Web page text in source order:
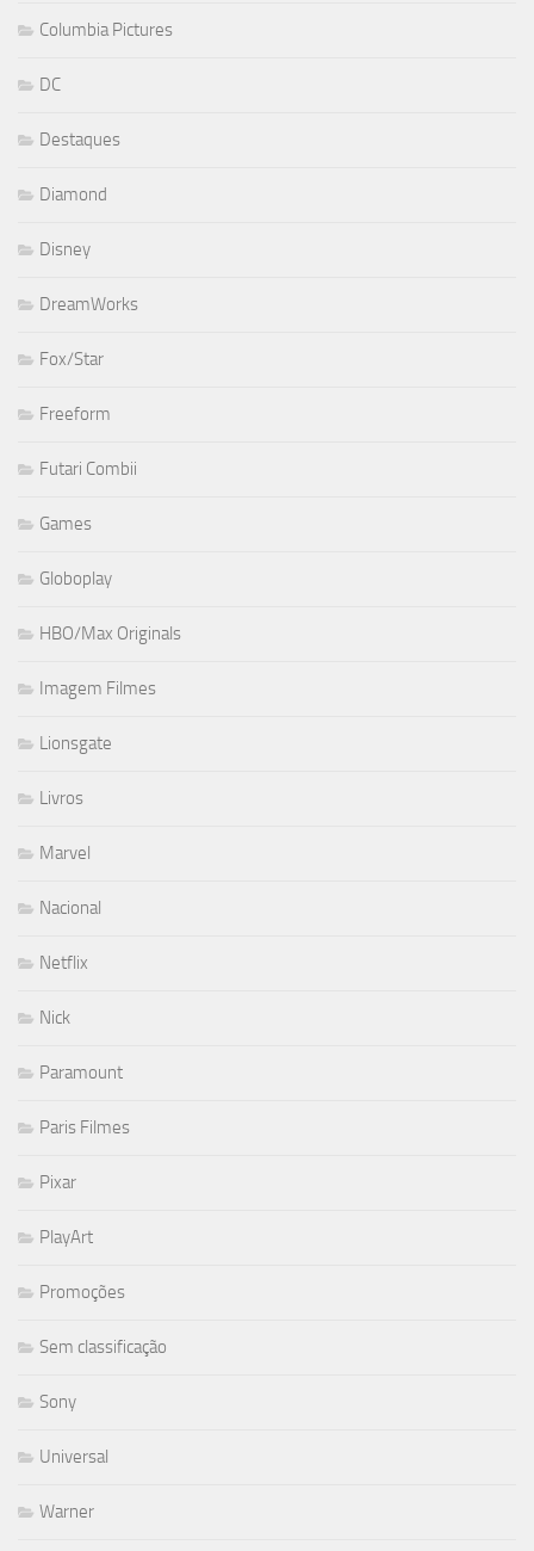
Columbia Pictures
DC
Destaques
Diamond
Disney
DreamWorks
Fox/Star
Freeform
Futari Combii
Games
Globoplay
HBO/Max Originals
Imagem Filmes
Lionsgate
Livros
Marvel
Nacional
Netflix
Nick
Paramount
Paris Filmes
Pixar
PlayArt
Promoções
Sem classificação
Sony
Universal
Warner